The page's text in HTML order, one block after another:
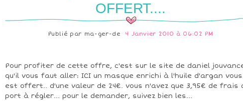
OFFERT....
Publié par ma-ger-de 4 Janvier 2010 à 06:02 PM
Pour profiter de cette offre, c'est sur le site de daniel
qu'il vous faut aller: ICI un masque enrichi à l'huile d'argan vous
est offert.. d'une valeur de 24€. vous n'avez que 3,95€ de frais
port à régler... pour le demander, suivez bien les...